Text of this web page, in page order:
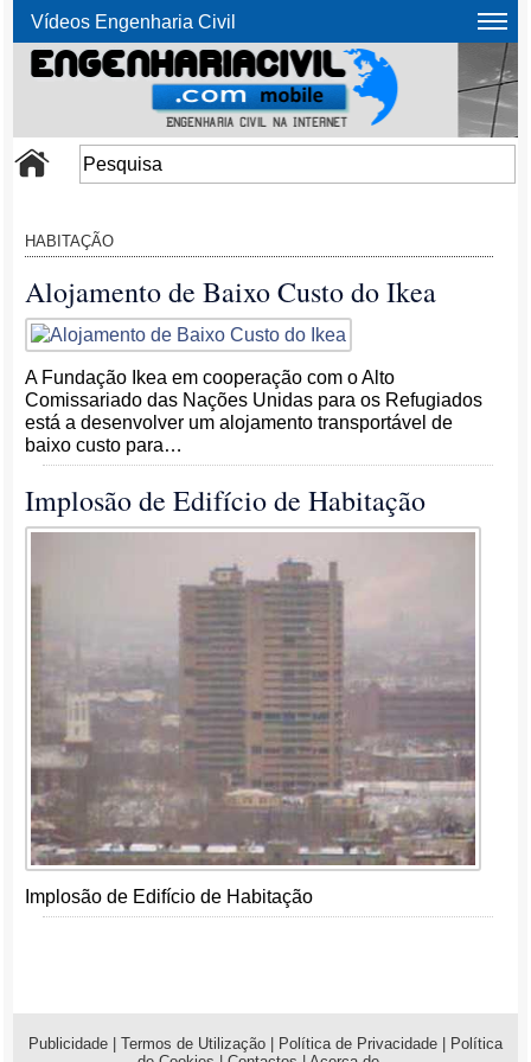
Vídeos Engenharia Civil
HABITAÇÃO
Alojamento de Baixo Custo do Ikea
A Fundação Ikea em cooperação com o Alto
Comissariado das Nações Unidas para os Refugiados
está a desenvolver um alojamento transportável de
baixo custo para…
Implosão de Edifício de Habitação
Implosão de Edifício de Habitação
Publicidade Termos de Utilização Política de Privacidade
Política